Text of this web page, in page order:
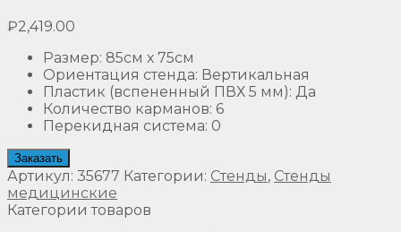
₽2,419.00
Размер: 85см х 75см
Ориентация стенда: Вертикальная
Пластик (вспененный ПВХ 5 мм): Да
Количество карманов: 6
Перекидная система: 0
Заказать
Артикул: 35677 Категории: Стенды, Стенды
медицинские
Категории товаров